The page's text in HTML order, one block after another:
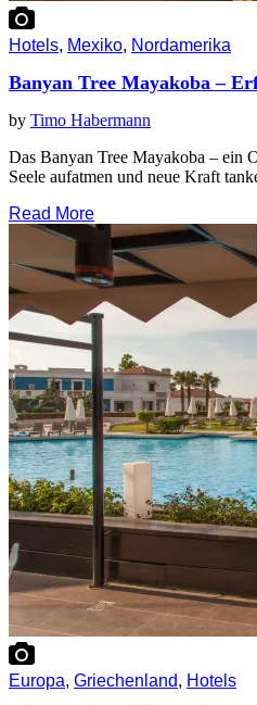
Hotels, Mexiko, Nordamerika
Banyan Tree Mayakoba –
by Timo Habermann
Das Banyan Tree Mayakoba – ein
Seele aufatmen und neue Kraft
Read More
Europa, Griechenland, Hotels